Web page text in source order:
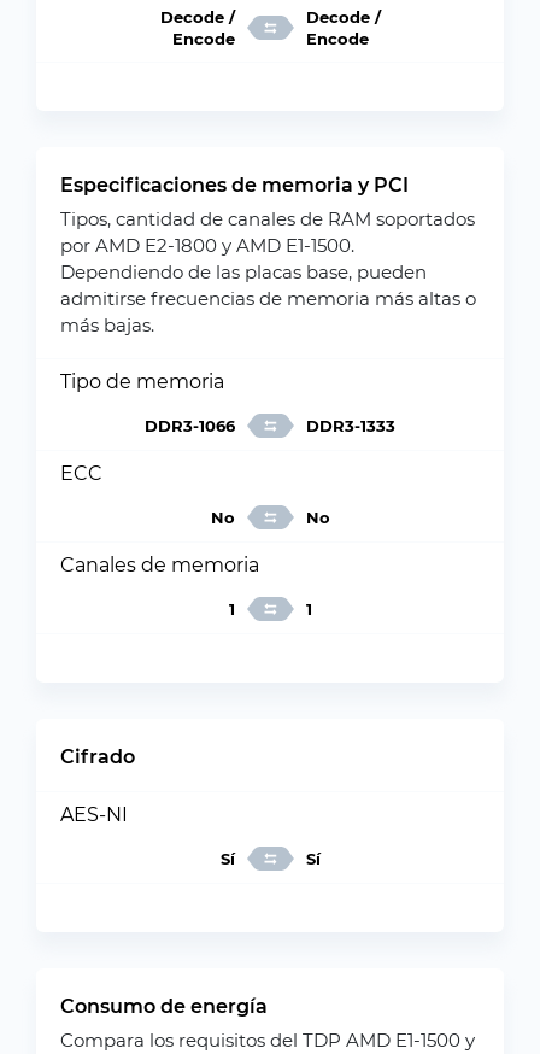
Decode /
Encode
Decode /
Encode
Especificaciones de memoria y PCI
Tipos, cantidad de canales de RAM soportados
por AMD E2-1800 y AMD E1-1500.
Dependiendo de las placas base, pueden
admitirse frecuencias de memoria más altas o
más bajas.
Tipo de memoria
DDR3-1066 DDR3-1333
ECC
No No
Canales de memoria
1 1
Cifrado
AES-NI
Sí Sí
Consumo de energía
Compara los requisitos del TDP AMD E1-1500 y